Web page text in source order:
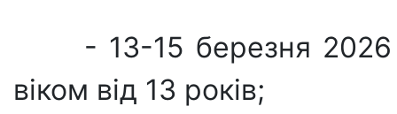
- 13-15 березня
віком від 13 років;